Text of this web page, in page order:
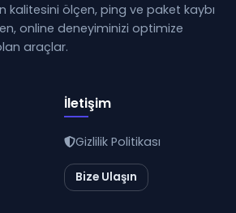
kalitesini ölçen, ping ve paket kaybı
online deneyiminizi optimize
araçlar.
İletişim
Gizlilik Politikası
Bize Ulaşın